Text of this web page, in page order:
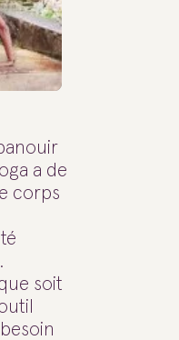
a de
corps
soit